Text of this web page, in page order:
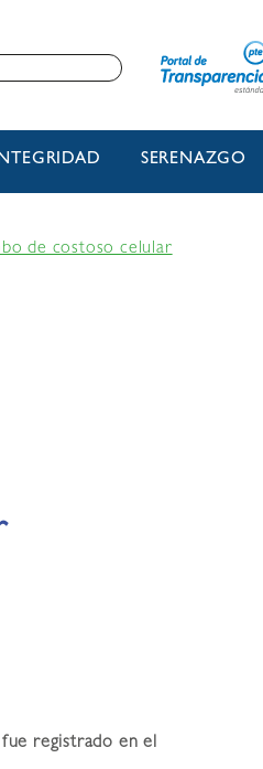
SERENAZGO
de costoso celular
registrado en el